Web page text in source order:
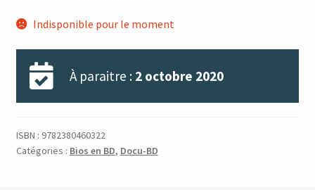
Indisponible pour le moment
À paraitre : 2 octobre 2020
ISBN : 9782380460322
Catégories : Bios en BD, Docu-BD